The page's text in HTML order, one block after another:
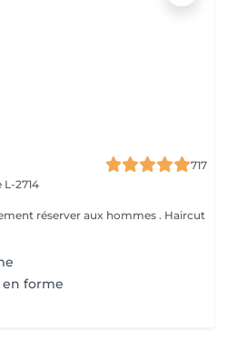
717
L-2714
réserver aux hommes . Haircut
en forme